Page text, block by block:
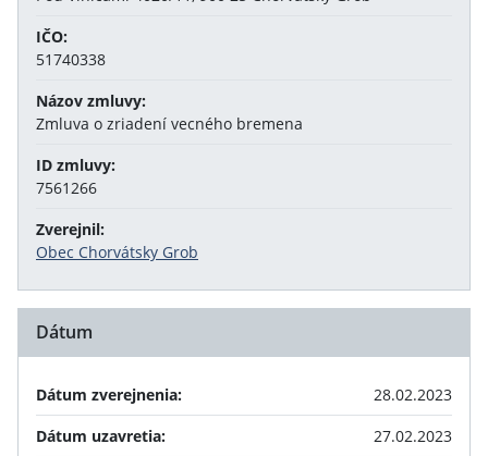
IČO:
51740338
Názov zmluvy:
Zmluva o zriadení vecného bremena
ID zmluvy:
7561266
Zverejnil:
Obec Chorvátsky Grob
Dátum
Dátum zverejnenia:
28.02.2023
Dátum uzavretia:
27.02.2023